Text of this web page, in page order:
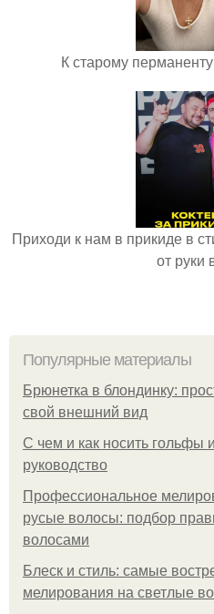
К старому
Приходи к нам в прикиде в
от руки
Популярные материалы
Брюнетка в блондинку:
свой внешний вид
С чем и как носить гольфы
руководство
Профессиональное
русые волосы: подбор
волосами
Блеск и стиль: самые
мелирования на светлые